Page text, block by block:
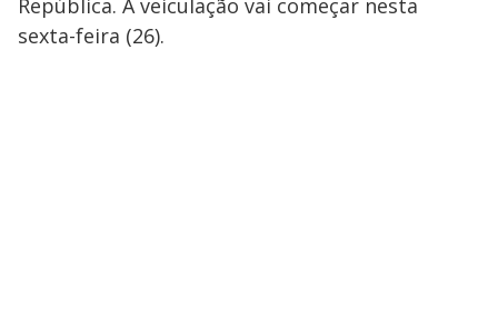
sexta-feira (26).